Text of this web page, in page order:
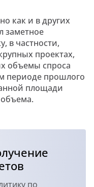
как и в других
заметное
в частности,
проектах,
объемы спроса
периоде прошлого
площади
по